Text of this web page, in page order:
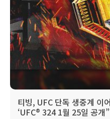
티빙, UFC 단독 생중계 이
‘UFC® 324 1월 25일 공개”